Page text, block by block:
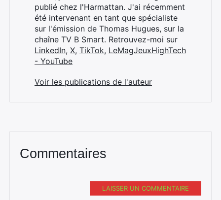
publié chez l'Harmattan. J'ai récemment
été intervenant en tant que spécialiste
sur l'émission de Thomas Hugues, sur la
chaîne TV B Smart. Retrouvez-moi sur
LinkedIn, X, TikTok, LeMagJeuxHighTech
- YouTube
Voir les publications de l'auteur
Commentaires
LAISSER UN COMMENTAIRE